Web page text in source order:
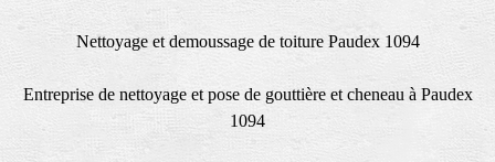
Nettoyage et demoussage de toiture Paudex 1094
Entreprise de nettoyage et pose de gouttière et cheneau à Paudex
1094